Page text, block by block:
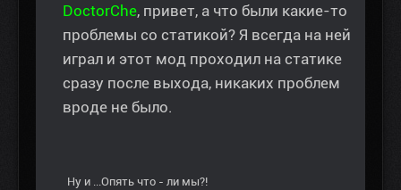
DoctorChe, привет, а что были какие-то
проблемы со статикой? Я всегда на ней
играл и этот мод проходил на статике
сразу после выхода, никаких проблем
вроде не было.
Ну и ...Опять что - ли мы?!